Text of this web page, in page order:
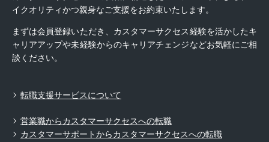
イクオリティかつ親身なご支援をお約束いたします。
まずは会員登録いただき、カスタマーサクセス経験を活かしたキ
ャリアアップや未経験からのキャリアチェンジなどお気軽にご相
談ください。
転職支援サービスについて
営業職からカスタマーサクセスへの転職
カスタマーサポートからカスタマーサクセスへの転職